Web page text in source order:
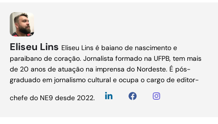
Eliseu Lins Eliseu Lins é baiano de nascimento e
paraibano de coração. Jornalista formado na UFPB, tem mais
de 20 anos de atuação na imprensa do Nordeste. É pós-
graduado em jornalismo cultural e ocupa o cargo de editor-
chefe do NE9 desde 2022.